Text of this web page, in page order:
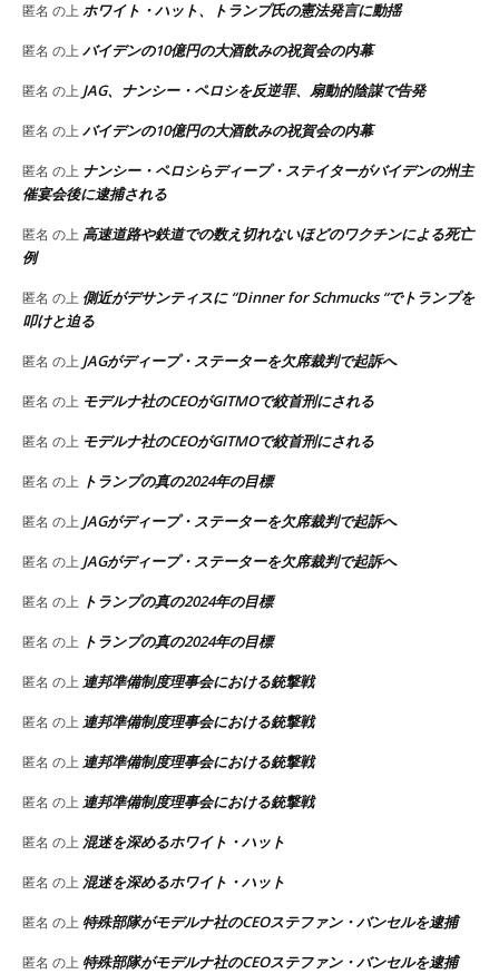
匿名 の上ホワイト・ハット、トランプ氏の憲法発言に動揺
匿名 の上バイデンの10億円の大酒飲みの祝賀会の内幕
匿名 の上 JAG、ナンシー・ペロシを反逆罪、扇動的陰謀で告発
匿名 の上バイデンの10億円の大酒飲みの祝賀会の内幕
匿名 の上 ナンシー・ペロシらディープ・ステイターがバイデンの州主
催宴会後に逮捕される
匿名 の上 高速道路や鉄道での数え切れないほどのワクチンによる死亡
例
匿名 の上 側近がデサンティスに “Dinner for Schmucks “でトランプを
叩けと迫る
匿名 の上 JAGがディープ・ステーターを欠席裁判で起訴へ
匿名 の上 モデルナ社のCEOがGITMOで絞首刑にされる
匿名 の上 モデルナ社のCEOがGITMOで絞首刑にされる
匿名 の上 トランプの真の2024年の目標
匿名 の上 JAGがディープ・ステーターを欠席裁判で起訴へ
匿名 の上 JAGがディープ・ステーターを欠席裁判で起訴へ
匿名 の上 トランプの真の2024年の目標
匿名 の上 トランプの真の2024年の目標
匿名 の上連邦準備制度理事会における銃撃戦
匿名 の上連邦準備制度理事会における銃撃戦
匿名 の上連邦準備制度理事会における銃撃戦
匿名 の上連邦準備制度理事会における銃撃戦
匿名 の上 混迷を深めるホワイト・ハット
匿名 の上 混迷を深めるホワイト・ハット
匿名 の上特殊部隊がモデルナ社のCEOステファン・バンセルを逮捕
匿名 の上特殊部隊がモデルナ社のCEOステファン・バンセルを逮捕